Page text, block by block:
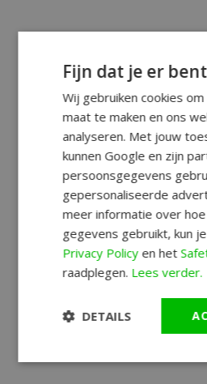
Fijn dat je er
Wij gebruiken cookies
maat te maken en ons
analyseren. Met jouw
kunnen Google en zijn
persoonsgegevens
gepersonaliseerde
meer informatie over
gegevens gebruikt, kun
Privacy Policyen het
raadplegen. Lees verder.
DETAILS